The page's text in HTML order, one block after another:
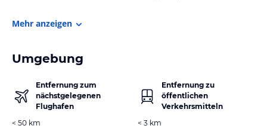
Mehr anzeigen
Umgebung
Entfernung zum
nächstgelegenen
Flughafen
< 50 km
Entfernung zu
öffentlichen
Verkehrsmitteln
< 3 km